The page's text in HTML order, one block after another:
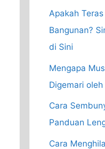
Apakah
Bangunan?
di Sini
Mengapa
Digemari
Cara
Panduan
Cara